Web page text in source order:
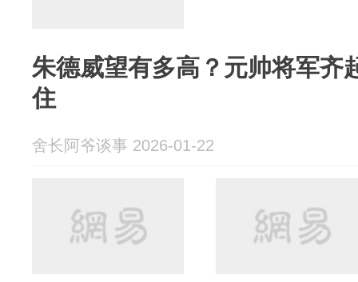
朱德威望有多高？元帅将军齐
住
舍长阿爷谈事 2026-01-22